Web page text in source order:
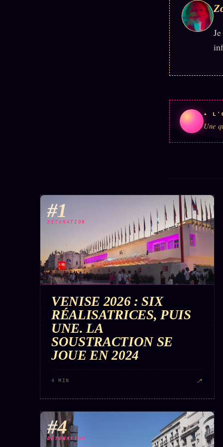
✦
Une
#1
DÉTONATION
VENISE 2026 : SIX
RÉALISATRICES, PUIS
UNE. LA
SOUSTRACTION SE
JOUE EN 2024
4 MIN ↗
#4
DÉTONATION